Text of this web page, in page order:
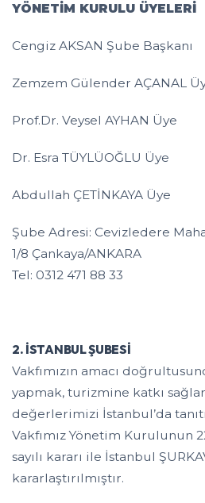
YÖNETİM KURULU ÜYELERİ
Cengiz AKSAN Şube Başkanı
Zemzem Gülender AÇANAL
Prof.Dr. Veysel AYHAN Üye
Dr. Esra TÜYLÜOĞLU Üye
Abdullah ÇETİNKAYA Üye
Şube Adresi: Cevizledere
1/8 Çankaya/ANKARA
Tel: 0312 471 88 33
2. İSTANBUL ŞUBESİ
Vakfımızın amacı
yapmak, turizmine katkı
değerlerimizi İstanbul’da
Vakfımız Yönetim Kurulunun
sayılı kararı ile İstanbul
kararlaştırılmıştır.